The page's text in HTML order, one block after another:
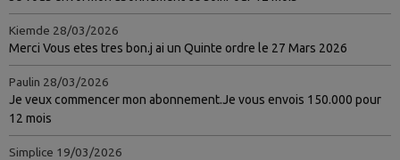
Kiemde 28/03/2026
Merci Vous etes tres bon.j ai un Quinte ordre le 27 Mars 2026
Paulin 28/03/2026
Je veux commencer mon abonnement.Je vous envois 150.000 pour
12 mois
Simplice 19/03/2026